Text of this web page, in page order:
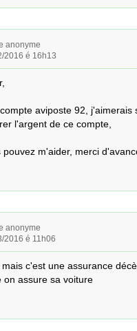
anonyme
2016 é 16h13
aviposte 92,
l'argent de ce compte,
pouvez m'aider, merci
anonyme
2016 é 11h06
mais c'est une assurance
on assure sa voiture